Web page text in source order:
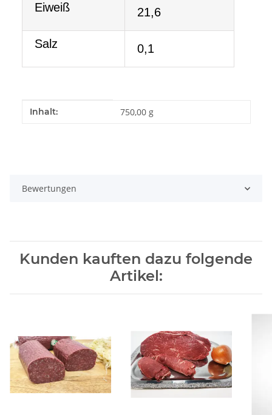
Eiweiß 21,6
Salz 0,1
Produkteigenschaft
Wert
Inhalt: 750,00 g
Bewertungen
Kunden kauften dazu folgende
Artikel: